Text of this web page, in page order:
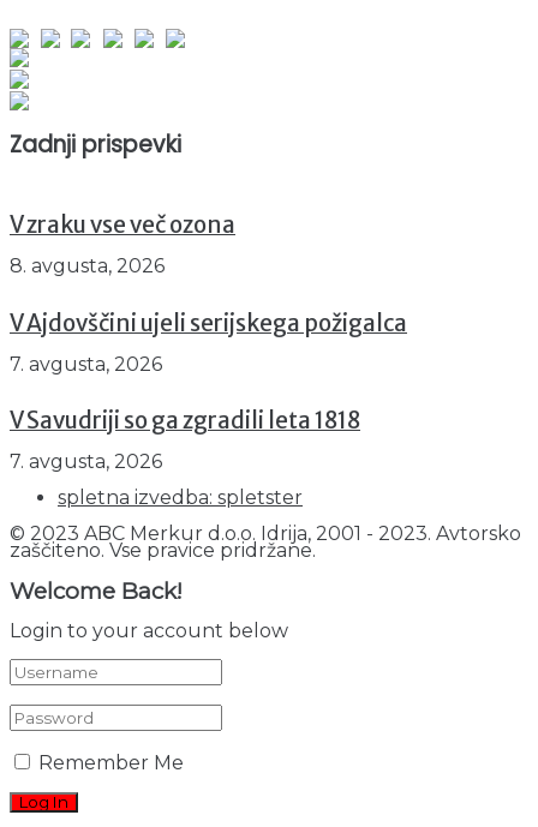
Zadnji prispevki
V zraku vse več ozona
8. avgusta, 2026
V Ajdovščini ujeli serijskega požigalca
7. avgusta, 2026
V Savudriji so ga zgradili leta 1818
7. avgusta, 2026
spletna izvedba: spletster
© 2023 ABC Merkur d.o.o. Idrija, 2001 - 2023. Avtorsko
zaščiteno. Vse pravice pridržane.
Welcome Back!
Login to your account below
Remember Me